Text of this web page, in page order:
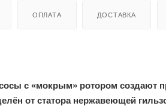
ОПЛАТА ДОСТАВКА
с «мокрым» ротором создают
от статора нержавеющей